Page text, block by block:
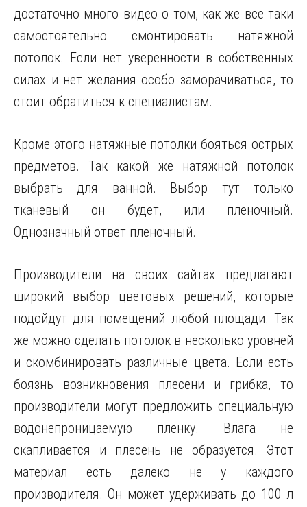
достаточно много видео о том, как же все таки
самостоятельно смонтировать натяжной
потолок. Если нет уверенности в собственных
силах и нет желания особо заморачиваться, то
стоит обратиться к специалистам.
Кроме этого натяжные потолки бояться острых
предметов. Так какой же натяжной потолок
выбрать для ванной. Выбор тут только
тканевый он будет, или пленочный.
Однозначный ответ пленочный.
Производители на своих сайтах предлагают
широкий выбор цветовых решений, которые
подойдут для помещений любой площади. Так
же можно сделать потолок в несколько уровней
и скомбинировать различные цвета. Если есть
боязнь возникновения плесени и грибка, то
производители могут предложить специальную
водонепроницаемую пленку. Влага не
скапливается и плесень не образуется. Этот
материал есть далеко не у каждого
производителя. Он может удерживать до 100 л